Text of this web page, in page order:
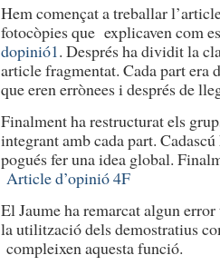
Hem començat a treballar
fotocòpies que explicaven com
dopinió1. Després ha dividit la
article fragmentat. Cada part era
que eren errònees i després de
Finalment ha restructurat els
integrant amb cada part.
pogués fer una idea global.
Article d’opinió 4F
El Jaume ha remarcat algun
la utilització dels demostratius
compleixen aquesta funció.